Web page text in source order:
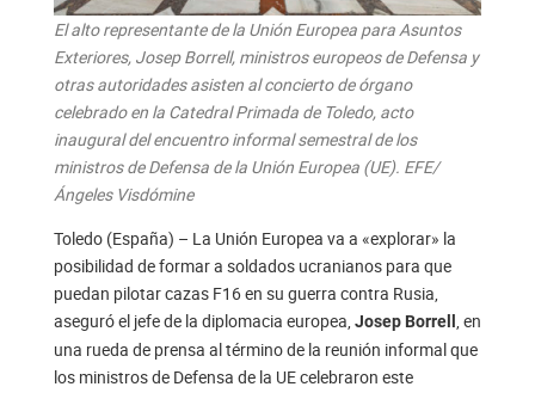
El alto representante de la Unión Europea para Asuntos
Exteriores, Josep Borrell, ministros europeos de Defensa y
otras autoridades asisten al concierto de órgano
celebrado en la Catedral Primada de Toledo, acto
inaugural del encuentro informal semestral de los
ministros de Defensa de la Unión Europea (UE). EFE/
Ángeles Visdómine
Toledo (España) – La Unión Europea va a «explorar» la
posibilidad de formar a soldados ucranianos para que
puedan pilotar cazas F16 en su guerra contra Rusia,
aseguró el jefe de la diplomacia europea, Josep Borrell , en
una rueda de prensa al término de la reunión informal que
los ministros de Defensa de la UE celebraron este